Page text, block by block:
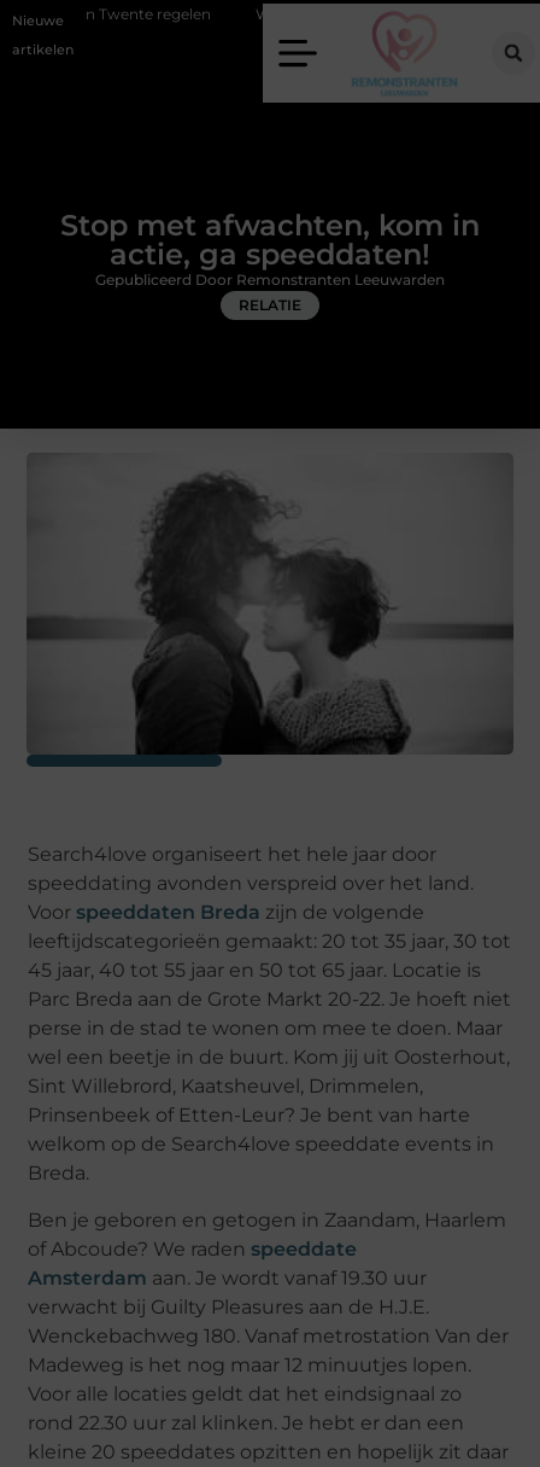
Nieuwe
artikelen
regelen Wat zero-click search betekent voor de toekomst van
Stop met afwachten, kom in
actie, ga speeddaten!
RELATIE
Gepubliceerd Door Remonstranten Leeuwarden
Search4love organiseert het hele jaar door
speeddating avonden verspreid over het land.
Voor speeddaten Breda zijn de volgende
leeftijdscategorieën gemaakt: 20 tot 35 jaar, 30 tot
45 jaar, 40 tot 55 jaar en 50 tot 65 jaar. Locatie is
Parc Breda aan de Grote Markt 20-22. Je hoeft niet
perse in de stad te wonen om mee te doen. Maar
wel een beetje in de buurt. Kom jij uit Oosterhout,
Sint Willebrord, Kaatsheuvel, Drimmelen,
Prinsenbeek of Etten-Leur? Je bent van harte
welkom op de Search4love speeddate events in
Breda.
Ben je geboren en getogen in Zaandam, Haarlem
of Abcoude? We raden speeddate
Amsterdam aan. Je wordt vanaf 19.30 uur
verwacht bij Guilty Pleasures aan de H.J.E.
Wenckebachweg 180. Vanaf metrostation Van der
Madeweg is het nog maar 12 minuutjes lopen.
Voor alle locaties geldt dat het eindsignaal zo
rond 22.30 uur zal klinken. Je hebt er dan een
kleine 20 speeddates opzitten en hopelijk zit daar